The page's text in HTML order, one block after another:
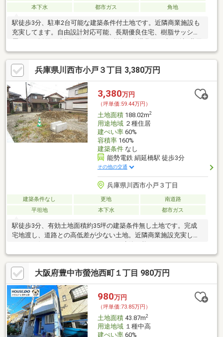
本下水
都市ガス 角地
駅徒歩3分、駐車2台可能な建築条件付土地です。近隣商業施設も
充実してます。自由設計対応可能、長期優良住宅、樹脂サッシ複
含む）。
兵庫県川西市小戸３丁目 3,380万円
3,380万円
（坪単価:59.44万円）
土地面積188.02m2
用途地域２種住居
建ぺい率60%
容積率160%
建築条件なし
能勢電鉄 絹延橋駅 徒歩3分
その他の交通
兵庫県川西市小戸３丁目
建築条件なし 更地
南道路
平坦地
本下水 都市ガス
駅徒歩3分、有効土地面積約35坪の建築条件無し土地です。完成
宅地渡し、道路との高低差が少ない土地。近隣商業施設充実して
大阪府豊中市螢池西町１丁目 980万円
980万円
（坪単価:73.85万円）
土地面積43.87m2
用途地域１種中高
建ぺい率60%